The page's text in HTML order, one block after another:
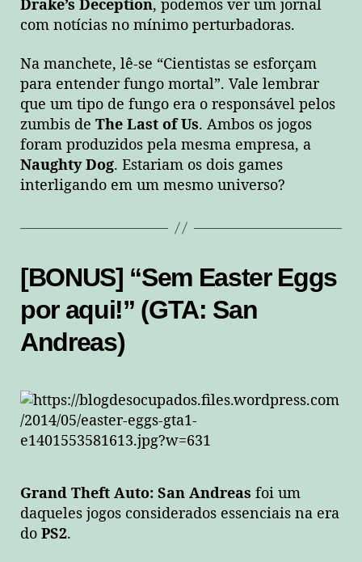
Drake’s Deception, podemos ver um jornal
com notícias no mínimo perturbadoras.
Na manchete, lê-se “Cientistas se esforçam
para entender fungo mortal”. Vale lembrar
que um tipo de fungo era o responsável pelos
zumbis de The Last of Us. Ambos os jogos
foram produzidos pela mesma empresa, a
Naughty Dog. Estariam os dois games
interligando em um mesmo universo?
[BONUS] “Sem Easter Eggs
por aqui!” (GTA: San
Andreas)
Grand Theft Auto: San Andreas foi um
daqueles jogos considerados essenciais na era
do PS2.